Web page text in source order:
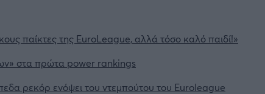
παίκτες της EuroLeague, αλλά τόσο καλό παιδί!»
στα πρώτα power rankings
ρεκόρ ενόψει του ντεμπούτου του Euroleague